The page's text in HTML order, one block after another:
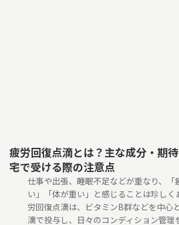
疲労回復点滴とは？主な成分・期
宅で受ける際の注意点
仕事や出張、睡眠不足などが重なり、「
い」「体が重い」と感じることは珍しく
労回復点滴は、ビタミンB群などを中心
滴で投与し、日々のコンディション管理